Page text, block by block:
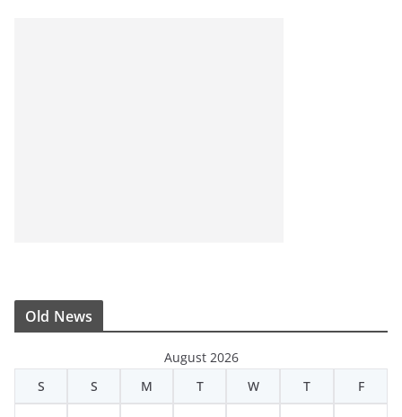
Old News
August 2026
S
S M T W T F